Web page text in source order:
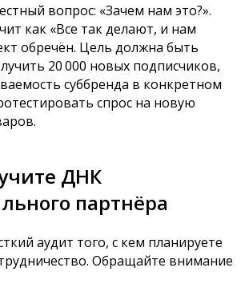
вопрос: «Зачем нам это?».
как «Все так делают, и нам
обречён. Цель должна быть
20 000 новых подписчиков,
суббренда в конкретном
спрос на новую
ДНК
партнёра
аудит того, с кем планируете
Обращайте внимание